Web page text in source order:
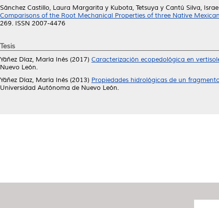
Sánchez Castillo, Laura Margarita y Kubota, Tetsuya y Cantú Silva,
Comparisons of the Root Mechanical Properties of three Native
269. ISSN 2007-4476
Tesis
Yáñez Díaz, María Inés (2017) Caracterización ecopedológica en
Nuevo León.
Yáñez Díaz, María Inés (2013) Propiedades hidrológicas de un
Universidad Autónoma de Nuevo León.